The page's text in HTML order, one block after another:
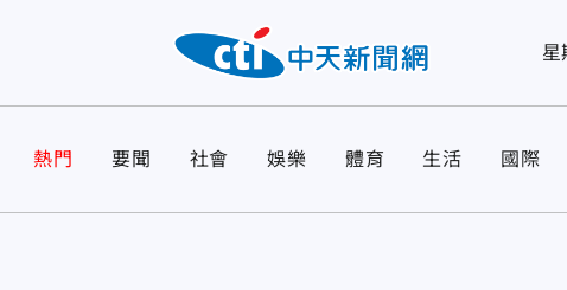
星
熱門 要聞 社會 娛樂 體育 生活 國際